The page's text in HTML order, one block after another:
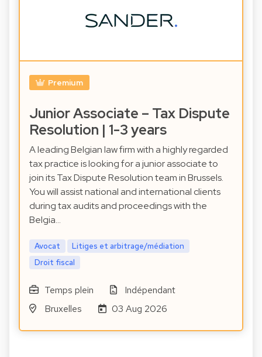
Premium
Junior Associate – Tax Dispute
Resolution | 1-3 years
A leading Belgian law firm with a highly regarded
tax practice is looking for a junior associate to
join its Tax Dispute Resolution team in Brussels.
You will assist national and international clients
during tax audits and proceedings with the
Belgia…
Avocat
Litiges et arbitrage/médiation
Droit fiscal
Temps plein
Indépendant
Bruxelles
03 Aug 2026